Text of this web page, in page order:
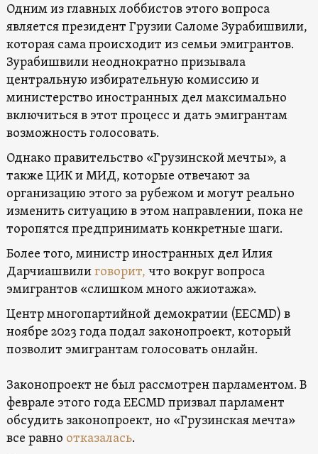
Одним из главных лоббистов этого вопроса
является президент Грузии Саломе Зурабишвили,
которая сама происходит из семьи эмигрантов.
Зурабишвили неоднократно призывала
центральную избирательную комиссию и
министерство иностранных дел максимально
включиться в этот процесс и дать эмигрантам
возможность голосовать.
Однако правительство «Грузинской мечты», а
также ЦИК и МИД, которые отвечают за
организацию этого за рубежом и могут реально
изменить ситуацию в этом направлении, пока не
торопятся предпринимать конкретные шаги.
Более того, министр иностранных дел Илия
Дарчиашвилиговорит, что вокруг вопроса
эмигрантов «слишком много ажиотажа».
Центр многопартийной демократии (EECMD) в
ноябре 2023 года подал законопроект, который
позволит эмигрантам голосовать онлайн.
Законопроект не был рассмотрен парламентом. В
феврале этого года EECMD призвал парламент
обсудить законопроект, но «Грузинская мечта»
все равно отказалась.